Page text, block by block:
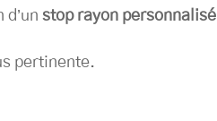
d’unstop rayon personnalisé
pertinente.